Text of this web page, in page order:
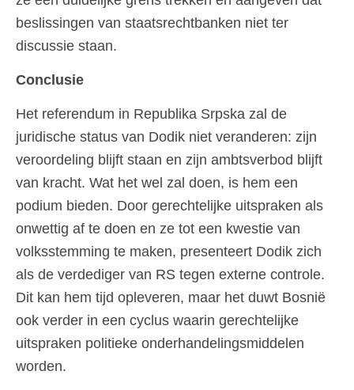
beslissingen van staatsrechtbanken niet ter
discussie staan.
Conclusie
Het referendum in Republika Srpska zal de
juridische status van Dodik niet veranderen: zijn
veroordeling blijft staan en zijn ambtsverbod blijft
van kracht. Wat het wel zal doen, is hem een
podium bieden. Door gerechtelijke uitspraken als
onwettig af te doen en ze tot een kwestie van
volksstemming te maken, presenteert Dodik zich
als de verdediger van RS tegen externe controle.
Dit kan hem tijd opleveren, maar het duwt Bosnië
ook verder in een cyclus waarin gerechtelijke
uitspraken politieke onderhandelingsmiddelen
worden.